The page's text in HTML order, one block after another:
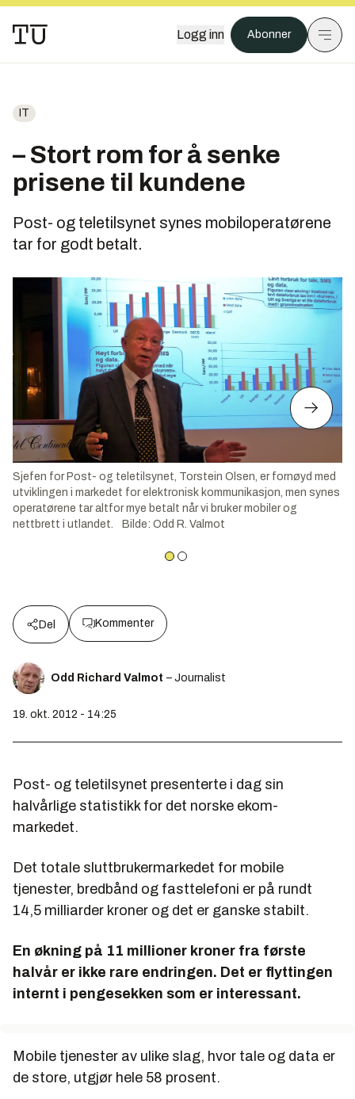
Logg inn Abonner
IT
– Stort rom for å senke
prisene til kundene
Post- og teletilsynet synes mobiloperatørene
tar for godt betalt.
Sjefen for Post- og teletilsynet, Torstein Olsen, er fornøyd med
utviklingen i markedet for elektronisk kommunikasjon, men synes
operatørene tar altfor mye betalt når vi bruker mobiler og
nettbrett i utlandet.
Bilde: Odd R. Valmot
Del Kommenter
Odd Richard Valmot – Journalist
19. okt. 2012 - 14:25
Post- og teletilsynet presenterte i dag sin
halvårlige statistikk for det norske ekom-
markedet.
Det totale sluttbrukermarkedet for mobile
tjenester, bredbånd og fasttelefoni er på rundt
14,5 milliarder kroner og det er ganske stabilt.
En økning på 11 millioner kroner fra første
halvår er ikke rare endringen. Det er flyttingen
internt i pengesekken som er interessant.
Mobile tjenester av ulike slag, hvor tale og data er
de store, utgjør hele 58 prosent.